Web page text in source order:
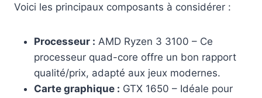
Voici les principaux composants à considérer :
Processeur : AMD Ryzen 3 3100 – Ce
processeur quad-core offre un bon rapport
qualité/prix, adapté aux jeux modernes.
Carte graphique : GTX 1650 – Idéale pour